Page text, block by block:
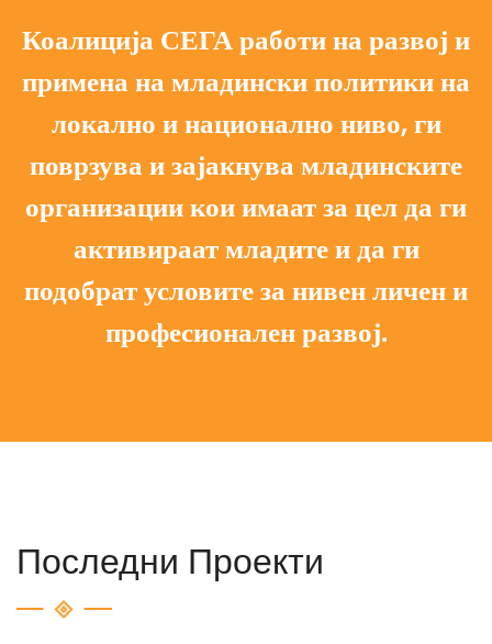
Коалиција СЕГА работи на развој и
примена на младински политики на
локално и национално ниво, ги
поврзува и зајакнува младинските
организации кои имаат за цел да ги
активираат младите и да ги
подобрат условите за нивен личен и
професионален развој.
Последни Проекти